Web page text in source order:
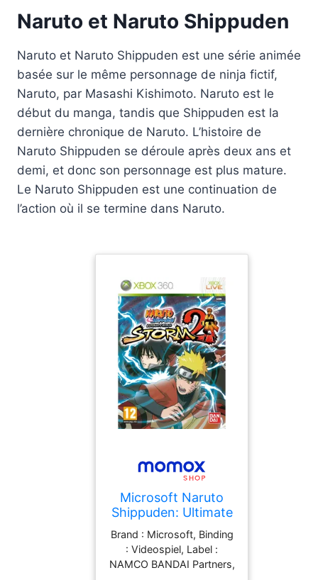
Naruto et Naruto Shippuden
Naruto et Naruto Shippuden est une série animée
basée sur le même personnage de ninja fictif,
Naruto, par Masashi Kishimoto. Naruto est le
début du manga, tandis que Shippuden est la
dernière chronique de Naruto. L’histoire de
Naruto Shippuden se déroule après deux ans et
demi, et donc son personnage est plus mature.
Le Naruto Shippuden est une continuation de
l’action où il se termine dans Naruto.
Microsoft Naruto
Shippuden: Ultimate
Ninja Storm 2 [Pegi]
Brand : Microsoft, Binding
: Videospiel, Label :
NAMCO BANDAI Partners,